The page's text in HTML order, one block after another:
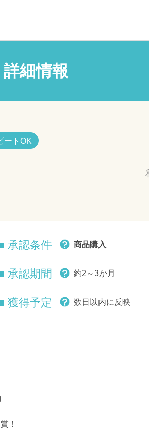
詳細情報
ートOK
承認条件 商品購入
承認期間 約2～3か月
獲得予定 数日以内に反映
！